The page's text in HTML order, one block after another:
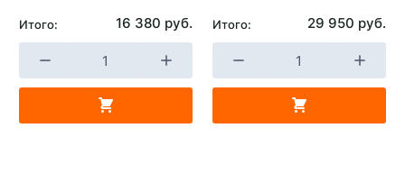
Итого: 16 380 руб. Итого: 29 950 руб.